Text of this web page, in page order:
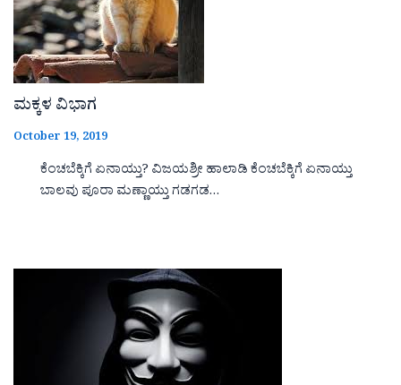
ಮಕ್ಕಳ ವಿಭಾಗ
October 19, 2019
ಕೆಂಚಬೆಕ್ಕಿಗೆ ಏನಾಯ್ತು? ವಿಜಯಶ್ರೀ ಹಾಲಾಡಿ ಕೆಂಚಬೆಕ್ಕಿಗೆ ಏನಾಯ್ತು
ಬಾಲವು ಪೂರಾ ಮಣ್ಣಾಯ್ತು ಗಡಗಡ…